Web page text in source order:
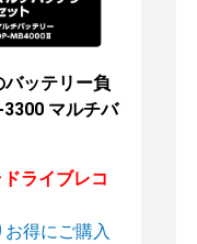
バッテリー負
マルチバ
ライブレコ
お得にご購入